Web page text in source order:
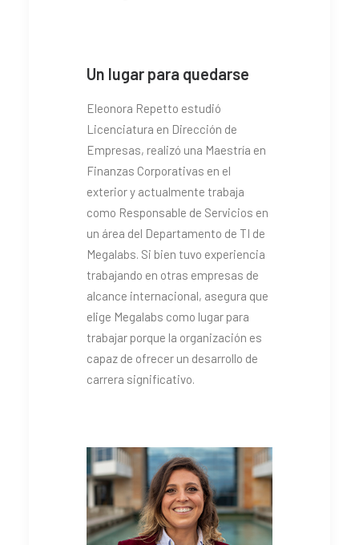
Un lugar para quedarse
Eleonora Repetto estudió
Licenciatura en Dirección de
Empresas, realizó una Maestría en
Finanzas Corporativas en el
exterior y actualmente trabaja
como Responsable de Servicios en
un área del Departamento de TI de
Megalabs. Si bien tuvo experiencia
trabajando en otras empresas de
alcance internacional, asegura que
elige Megalabs como lugar para
trabajar porque la organización es
capaz de ofrecer un desarrollo de
carrera significativo.